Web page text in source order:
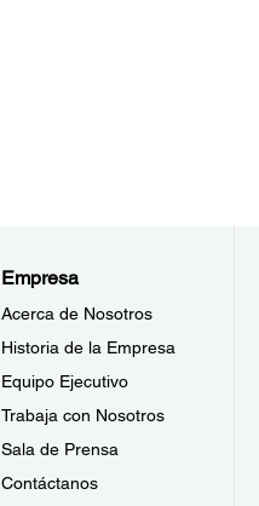
Empresa
Acerca de Nosotros
Historia de la Empresa
Equipo Ejecutivo
Trabaja con Nosotros
Sala de Prensa
Contáctanos